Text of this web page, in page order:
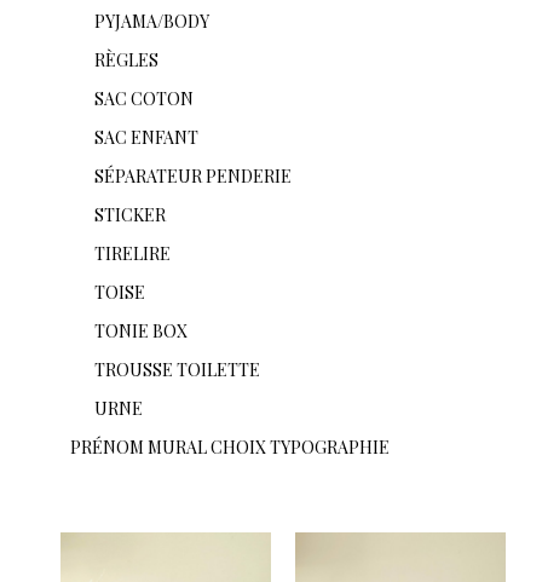
PYJAMA/BODY
RÈGLES
SAC COTON
SAC ENFANT
SÉPARATEUR PENDERIE
STICKER
TIRELIRE
TOISE
TONIE BOX
TROUSSE TOILETTE
URNE
PRÉNOM MURAL CHOIX TYPOGRAPHIE